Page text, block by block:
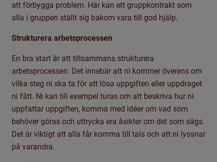
att förbygga problem. Här kan ett gruppkontrakt som
alla i gruppen ställt sig bakom vara till god hjälp.
Strukturera arbetsprocessen
En bra start är att tillsammans strukturera
arbetsprocessen. Det innebär att ni kommer överens om
vilka steg ni ska ta för att lösa uppgiften eller uppdraget
ni fått. Ni kan till exempel turas om att beskriva hur ni
uppfattar uppgiften, komma med idéer om vad som
behöver göras och uttrycka era åsikter om det som sägs.
Det är viktigt att alla får komma till tals och att ni lyssnar
på varandra.